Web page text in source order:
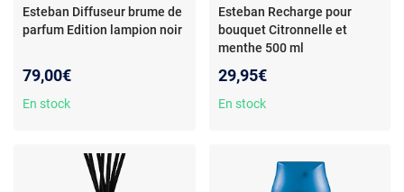
Esteban Diffuseur brume de
parfum Edition lampion noir
79,00€
En stock
Esteban Recharge pour
bouquet Citronnelle et
menthe 500 ml
29,95€
En stock